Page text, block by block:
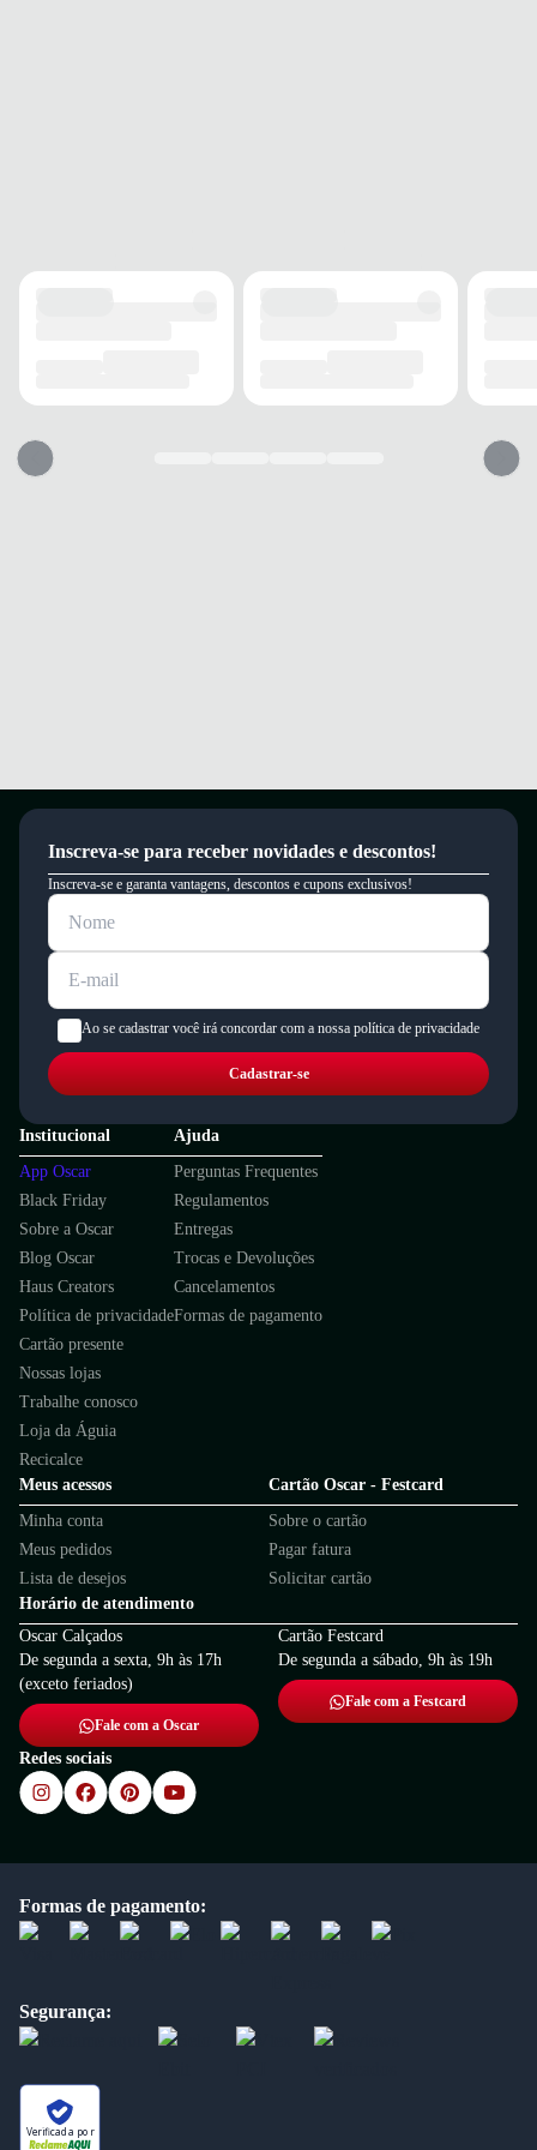
Inscreva-se para receber novidades e descontos!
Inscreva-se e garanta vantagens, descontos e cupons exclusivos!
Ao se cadastrar você irá concordar com a nossa política de privacidade
Cadastrar-se
Institucional
App Oscar
Black Friday
Sobre a Oscar
Blog Oscar
Haus Creators
Política de privacidade
Cartão presente
Nossas lojas
Trabalhe conosco
Loja da Águia
Recicalce
Ajuda
Perguntas Frequentes
Regulamentos
Entregas
Trocas e Devoluções
Cancelamentos
Formas de pagamento
Meus acessos
Minha conta
Meus pedidos
Lista de desejos
Cartão Oscar - Festcard
Sobre o cartão
Pagar fatura
Solicitar cartão
Horário de atendimento
Oscar Calçados
De segunda a sexta, 9h às 17h
(exceto feriados)
Fale com a Oscar
Cartão Festcard
De segunda a sábado, 9h às 19h
Fale com a Festcard
Redes sociais
Formas de pagamento:
Segurança:
Verificada por